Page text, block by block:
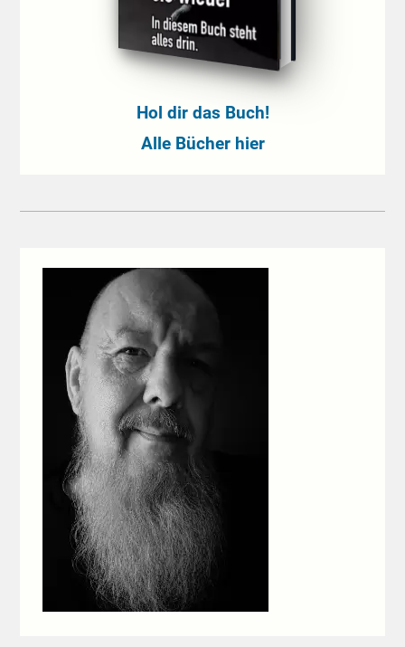
Hol dir das Buch!
Alle Bücher hier